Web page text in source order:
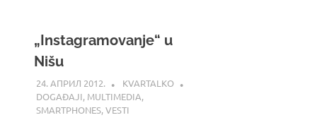
„Instagramovanje“ u
Nišu
24. АПРИЛ 2012.
KVARTALKO
DOGAĐAJI, MULTIMEDIA,
SMARTPHONES,VESTI